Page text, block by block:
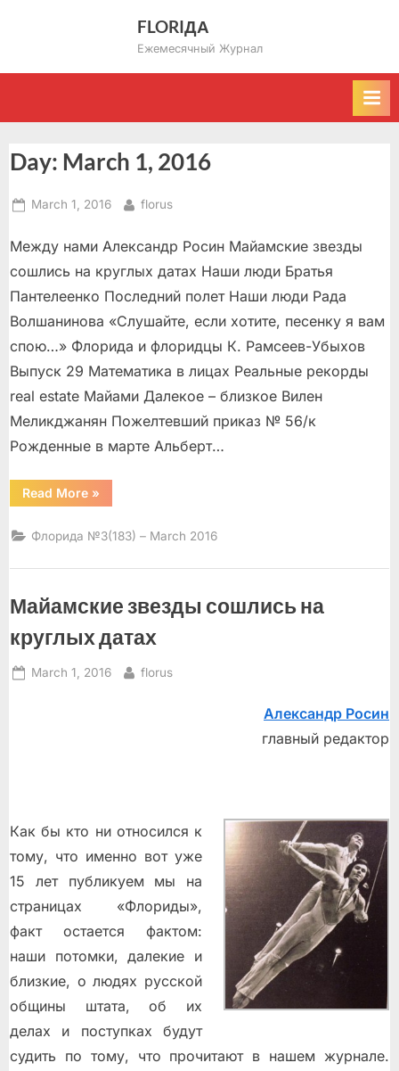
FLORIДА
Ежемесячный Журнал
Day: March 1, 2016
Posted
March 1, 2016 By
florus
Между нами Александр Росин Майамские звезды
сошлись на круглых датах Наши люди Братья
Пантелеенко Последний полет Наши люди Рада
Волшанинова «Слушайте, если хотите, песенку я вам
спою…» Флорида и флоридцы К. Рамсеев-Убыхов
Выпуск 29 Математика в лицах Реальные рекорды
real estate Майами Далекое – близкое Вилен
Меликджанян Пожелтевший приказ № 56/к
Рожденные в марте Альберт…
Read More“”
»
Флорида №3(183) – March 2016
Майамские звезды сошлись на
круглых датах
Posted
March 1, 2016 By
florus
Александр Росин
главный редактор
Как бы кто ни относился к
тому, что именно вот уже
15 лет публикуем мы на
страницах «Флориды»,
факт остается фактом:
наши потомки, далекие и
близкие, о людях русской
общины штата, об их
делах и поступках будут
судить по тому, что прочитают в нашем журнале.